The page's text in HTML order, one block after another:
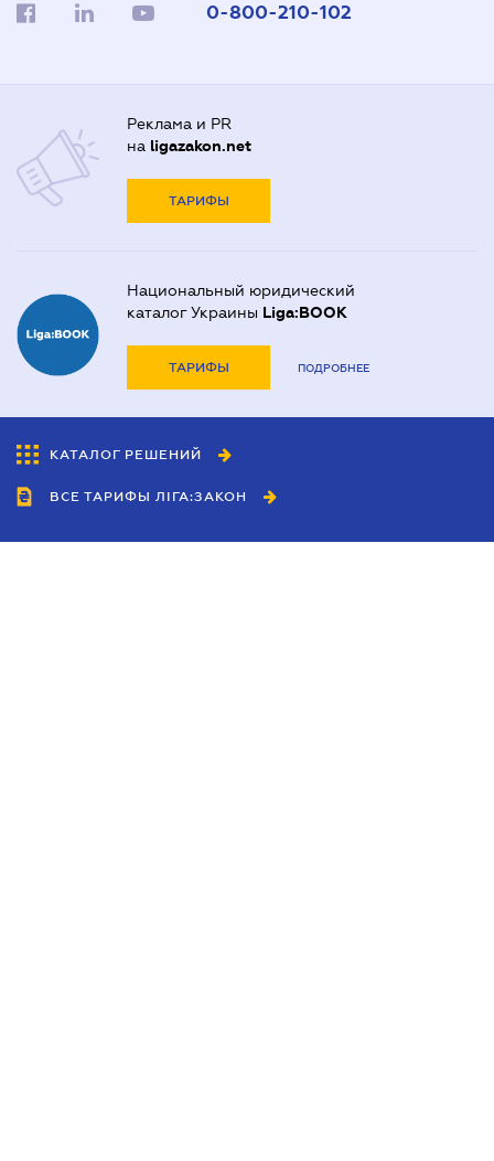
0-800-210-102
Реклама и PR
на ligazakon.net
ТАРИФЫ
Национальный юридический
каталог Украины Liga:BOOK
ТАРИФЫ ПОДРОБНЕЕ
КАТАЛОГ РЕШЕНИЙ
ВСЕ ТАРИФЫ ЛІГА:ЗАКОН